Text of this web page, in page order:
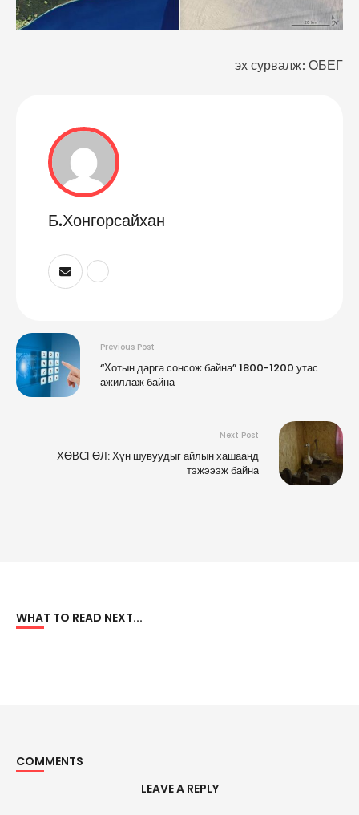
эх сурвалж: ОБЕГ
Б.Хонгорсайхан
Previous Post
“Хотын дарга сонсож байна” 1800-1200 утас
ажиллаж байна
Next Post
ХӨВСГӨЛ: Хүн шувуудыг айлын хашаанд
тэжэээж байна
WHAT TO READ NEXT...
COMMENTS
LEAVE A REPLY